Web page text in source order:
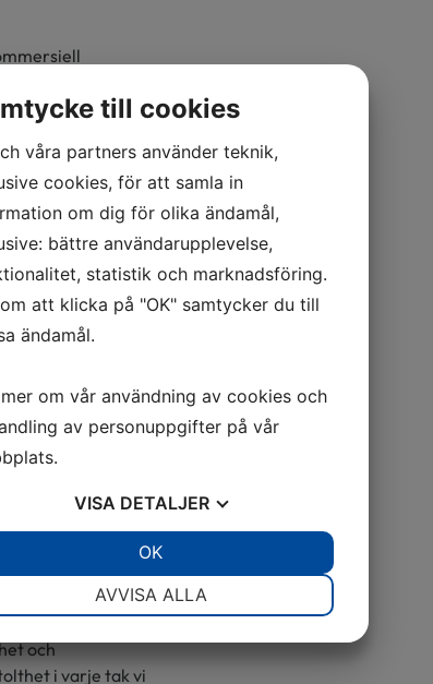
Då kan ett
fram. Vi
åtgärder
så att du vet
i Växjö och
i området
och
i varje tak vi
till cookies
våra partners använder teknik,
cookies, för att samla in
om dig för olika ändamål,
bättre användarupplevelse,
statistik och marknadsföring.
att klicka på "OK" samtycker du till
ändamål.
om vår användning av cookies och
av personuppgifter på vår
VISA DETALJER
MARKNADSFÖRING
AVVISA ALLA
OK